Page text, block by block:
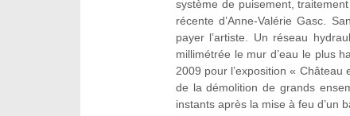
système de puisement,
récente d’Anne-Valérie Gasc.
payer l’artiste. Un réseau
millimétrée le mur d’eau le plus
2009 pour l’exposition «
de la démolition de grands
instants après la mise à feu d’un